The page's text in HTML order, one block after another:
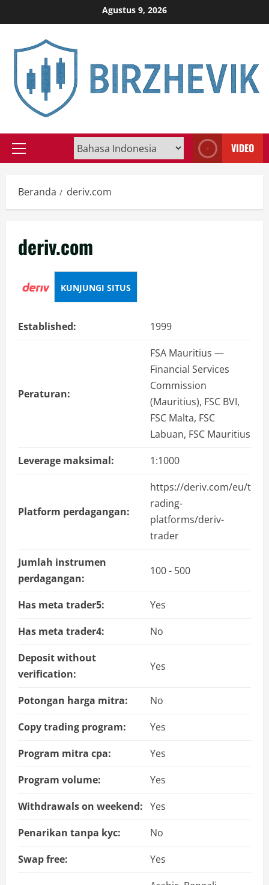
to
Agustus 9, 2026
Primary
VIDEO
Beranda deriv.com
deriv.com
KUNJUNGI SITUS
Established: 1999
Peraturan:
FSA Mauritius —
Financial Services
Commission
(Mauritius), FSC BVI,
FSC Malta, FSC
Labuan, FSC Mauritius
Leverage maksimal:
1:1000
Platform perdagangan:
https://deriv.com/eu/t
rading-
platforms/deriv-
trader
Jumlah instrumen
perdagangan:
100 - 500
Has meta trader5:
Yes
Has meta trader4:
No
Deposit without
verification:
Yes
Potongan harga mitra:
No
Copy trading program:
Yes
Program mitra cpa:
Yes
Program volume:
Yes
Withdrawals on weekend: Yes
Penarikan tanpa kyc:
No
Swap free:
Yes